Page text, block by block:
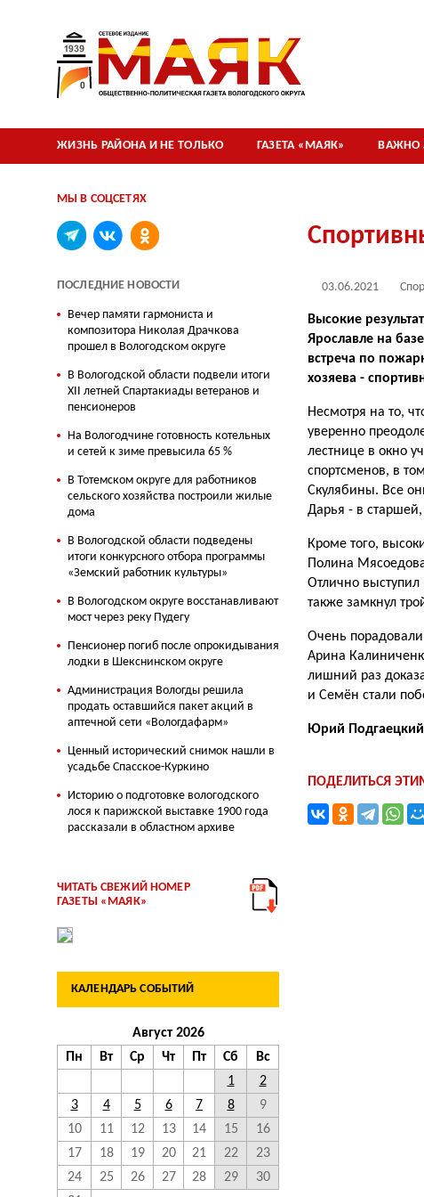
ЖИЗНЬ РАЙОНА И НЕ ТОЛЬКО ГАЗЕТА «МАЯК» ВАЖНО
03.06.2021
Высокие
Ярославле на
встреча по
хозяева -
Несмотря на то,
уверенно
лестнице в окно
спортсменов, в
Скулябины. Все
Дарья - в
Кроме того,
Полина
Отлично выступил
также замкнул
Очень
Арина
лишний раз
и Семён стали
Юрий Подгаецкий
ПОДЕЛИТЬСЯ
МЫ В СОЦСЕТЯХ
ПОСЛЕДНИЕ НОВОСТИ
Вечер памяти гармониста и
композитора Николая Драчкова
прошел в Вологодском округе
В Вологодской области подвели итоги
XII летней Спартакиады ветеранов и
пенсионеров
На Вологодчине готовность котельных
и сетей к зиме превысила 65 %
В Тотемском округе для работников
сельского хозяйства построили жилые
дома
В Вологодской области подведены
итоги конкурсного отбора программы
«Земский работник культуры»
В Вологодском округе восстанавливают
мост через реку Пудегу
Пенсионер погиб после опрокидывания
лодки в Шекснинском округе
Администрация Вологды решила
продать оставшийся пакет акций в
аптечной сети «Вологдафарм»
Ценный исторический снимок нашли в
усадьбе Спасское-Куркино
Историю о подготовке вологодского
лося к парижской выставке 1900 года
рассказали в областном архиве
ЧИТАТЬ СВЕЖИЙ НОМЕР
ГАЗЕТЫ «МАЯК»
КАЛЕНДАРЬ СОБЫТИЙ
Август 2026
Пн
Вт Ср Чт Пт Сб
Вс
1
2
3
4 5 6 7 8
9
10
11 12 13 14 15
16
17
18 19 20 21 22
23
24
25 26 27 28 29
30